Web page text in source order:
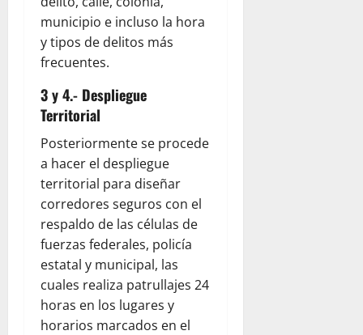
municipio e incluso la hora
y tipos de delitos más
frecuentes.
3 y 4.- Despliegue
Territorial
Posteriormente se procede
a hacer el despliegue
territorial para diseñar
corredores seguros con el
respaldo de las células de
fuerzas federales, policía
estatal y municipal, las
cuales realiza patrullajes 24
horas en los lugares y
horarios marcados en el